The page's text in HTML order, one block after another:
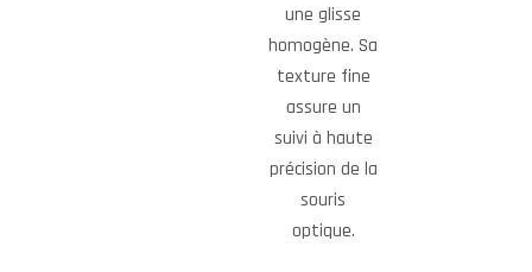
une glisse
homogène. Sa
texture fine
assure un
suivi à haute
précision de la
souris
optique.